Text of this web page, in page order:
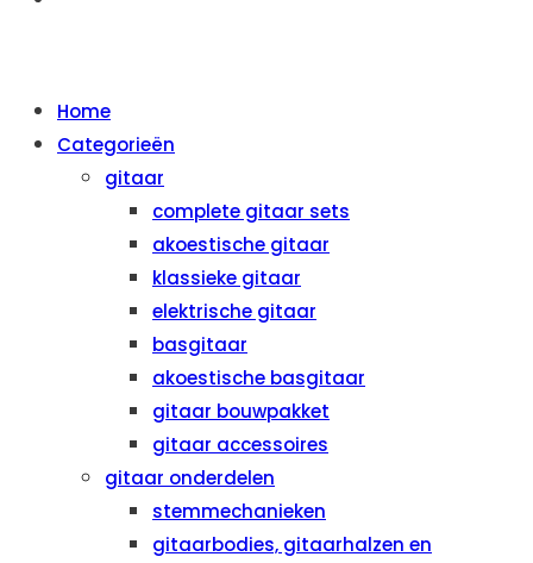
Home
Categorieën
gitaar
complete gitaar sets
akoestische gitaar
klassieke gitaar
elektrische gitaar
basgitaar
akoestische basgitaar
gitaar bouwpakket
gitaar accessoires
gitaar onderdelen
stemmechanieken
gitaarbodies, gitaarhalzen en